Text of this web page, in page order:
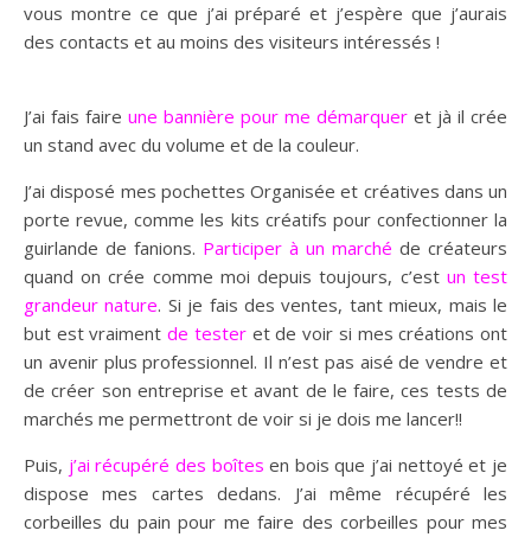
vous montre ce que j’ai préparé et j’espère que j’aurais
des contacts et au moins des visiteurs intéressés !
J’ai fais faire une bannière pour me démarquer et jà il crée
un stand avec du volume et de la couleur.
J’ai disposé mes pochettes Organisée et créatives dans un
porte revue, comme les kits créatifs pour confectionner la
guirlande de fanions. Participer à un marché de créateurs
quand on crée comme moi depuis toujours, c’est un test
grandeur nature. Si je fais des ventes, tant mieux, mais le
but est vraimentde testeret de voir si mes créations ont
un avenir plus professionnel. Il n’est pas aisé de vendre et
de créer son entreprise et avant de le faire, ces tests de
marchés me permettront de voir si je dois me lancer!!
Puis, j’ai récupéré des boîtes en bois que j’ai nettoyé et je
dispose mes cartes dedans. J’ai même récupéré les
corbeilles du pain pour me faire des corbeilles pour mes